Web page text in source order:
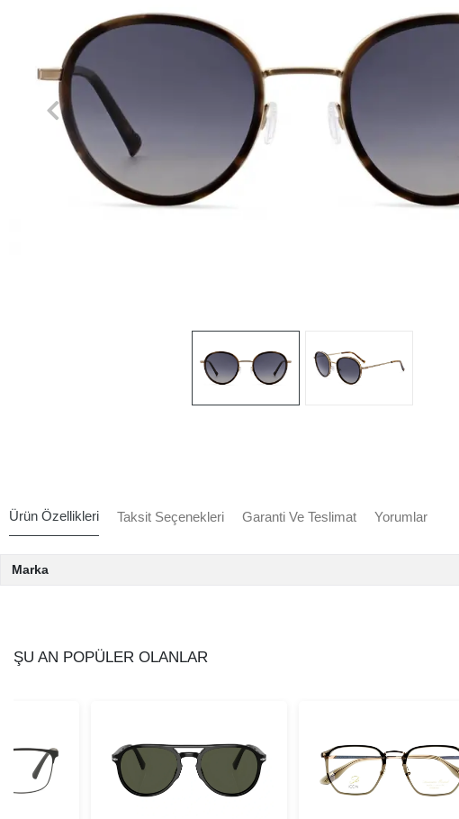
Ürün Özellikleri Taksit Seçenekleri Garanti Ve Teslimat Yorumlar
Marka
ŞU AN POPÜLER OLANLAR